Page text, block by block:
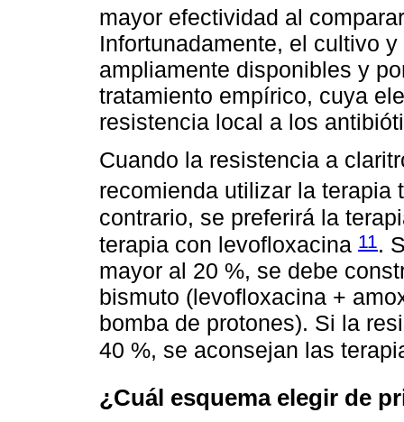
mayor efectividad al
Infortunadamente, el cultivo
ampliamente disponibles y
tratamiento empírico, cuya
resistencia local a los
Cuando la resistencia a
recomienda utilizar la terapia
contrario, se preferirá la
terapia con levofloxacina 11.
mayor al 20 %, se debe
bismuto (levofloxacina +
bomba de protones). Si la
40 %, se aconsejan las
¿Cuál esquema elegir de